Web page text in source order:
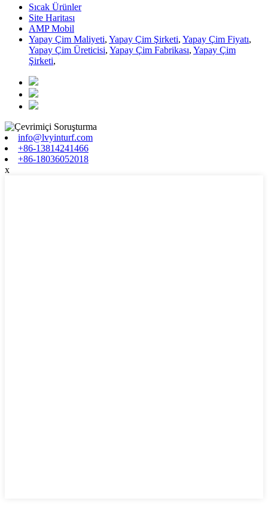
Sıcak Ürünler
Site Haritası
AMP Mobil
Yapay Çim Maliyeti, Yapay Çim Şirketi, Yapay Çim Fiyatı,
Yapay Çim Üreticisi, Yapay Çim Fabrikası, Yapay Çim
Şirketi,
info@lvyinturf.com
+86-13814241466
+86-18036052018
x